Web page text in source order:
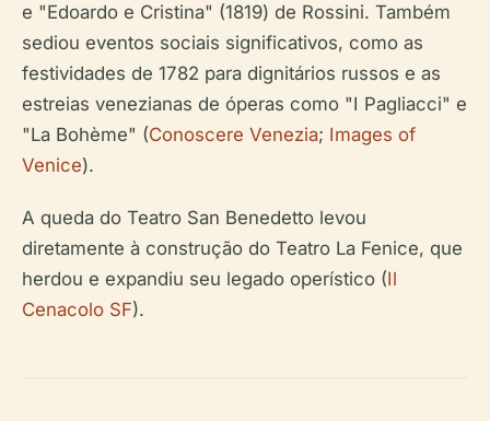
e "Edoardo e Cristina" (1819) de Rossini. Também
sediou eventos sociais significativos, como as
festividades de 1782 para dignitários russos e as
estreias venezianas de óperas como "I Pagliacci" e
"La Bohème" (Conoscere Venezia; Images of
Venice).
A queda do Teatro San Benedetto levou
diretamente à construção do Teatro La Fenice, que
herdou e expandiu seu legado operístico (Il
Cenacolo SF).